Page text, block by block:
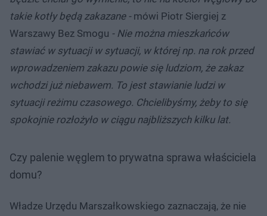
takie kotły będą zakazane -mówi Piotr Siergiej z
Warszawy Bez Smogu - Nie można mieszkańców
stawiać w sytuacji w sytuacji, w której np. na rok przed
wprowadzeniem zakazu powie się ludziom, że zakaz
wchodzi już niebawem. To jest stawianie ludzi w
sytuacji reżimu czasowego. Chcielibyśmy, żeby to się
spokojnie rozłożyło w ciągu najbliższych kilku lat.
Czy palenie węglem to prywatna sprawa właściciela
domu?
Władze Urzędu Marszałkowskiego zaznaczają, że nie